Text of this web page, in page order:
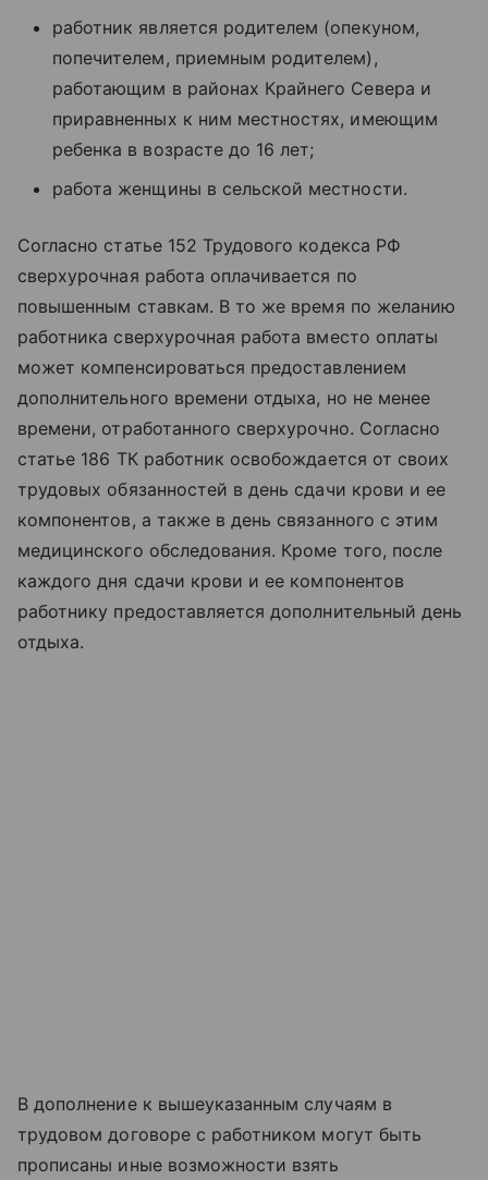
работник является родителем (опекуном,
попечителем, приемным родителем),
работающим в районах Крайнего Севера и
приравненных к ним местностях, имеющим
ребенка в возрасте до 16 лет;
работа женщины в сельской местности.
Согласно статье 152 Трудового кодекса РФ
сверхурочная работа оплачивается по
повышенным ставкам. В то же время по желанию
работника сверхурочная работа вместо оплаты
может компенсироваться предоставлением
дополнительного времени отдыха, но не менее
времени, отработанного сверхурочно. Согласно
статье 186 ТК работник освобождается от своих
трудовых обязанностей в день сдачи крови и ее
компонентов, а также в день связанного с этим
медицинского обследования. Кроме того, после
каждого дня сдачи крови и ее компонентов
работнику предоставляется дополнительный день
отдыха.
В дополнение к вышеуказанным случаям в
трудовом договоре с работником могут быть
прописаны иные возможности взять